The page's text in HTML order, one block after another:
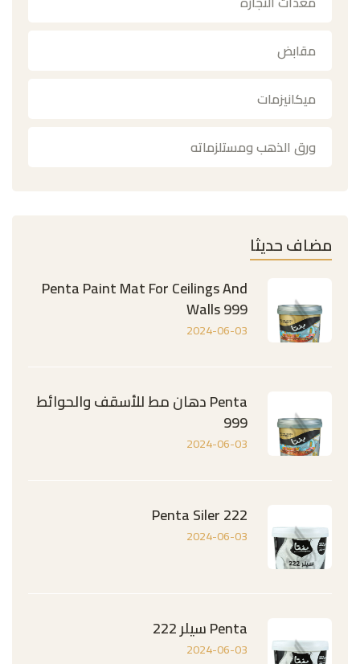
مقابض
ميكانيزمات
ورق الذهب ومستلزماته
مضاف حديثا
Penta Paint Mat For Ceilings And
Walls 999
2024-06-03
Penta دهان مط للأسقف والحوائط
999
2024-06-03
Penta Siler 222
2024-06-03
Penta سيلر 222
2024-06-03